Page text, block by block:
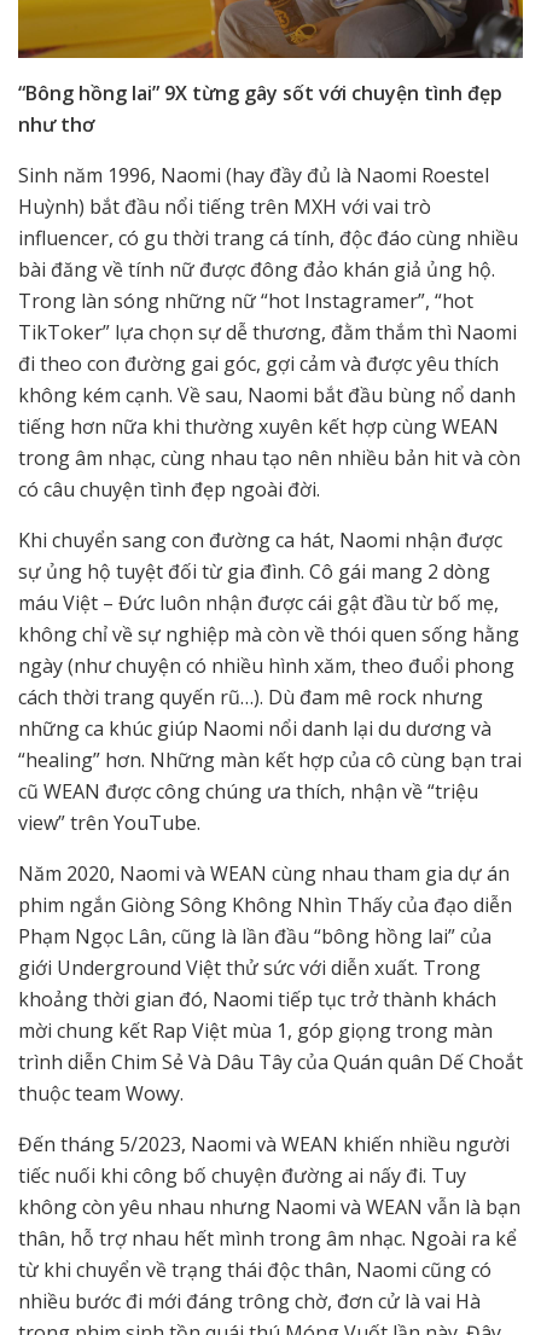
“Bông hồng lai” 9X từng gây sốt với chuyện tình đẹp
như thơ
Sinh năm 1996, Naomi (hay đầy đủ là Naomi Roestel
Huỳnh) bắt đầu nổi tiếng trên MXH với vai trò
influencer, có gu thời trang cá tính, độc đáo cùng nhiều
bài đăng về tính nữ được đông đảo khán giả ủng hộ.
Trong làn sóng những nữ “hot Instagramer”, “hot
TikToker” lựa chọn sự dễ thương, đằm thắm thì Naomi
đi theo con đường gai góc, gợi cảm và được yêu thích
không kém cạnh. Về sau, Naomi bắt đầu bùng nổ danh
tiếng hơn nữa khi thường xuyên kết hợp cùng WEAN
trong âm nhạc, cùng nhau tạo nên nhiều bản hit và còn
có câu chuyện tình đẹp ngoài đời.
Khi chuyển sang con đường ca hát, Naomi nhận được
sự ủng hộ tuyệt đối từ gia đình. Cô gái mang 2 dòng
máu Việt – Đức luôn nhận được cái gật đầu từ bố mẹ,
không chỉ về sự nghiệp mà còn về thói quen sống hằng
ngày (như chuyện có nhiều hình xăm, theo đuổi phong
cách thời trang quyến rũ…). Dù đam mê rock nhưng
những ca khúc giúp Naomi nổi danh lại du dương và
“healing” hơn. Những màn kết hợp của cô cùng bạn trai
cũ WEAN được công chúng ưa thích, nhận về “triệu
view” trên YouTube.
Năm 2020, Naomi và WEAN cùng nhau tham gia dự án
phim ngắn Giòng Sông Không Nhìn Thấy của đạo diễn
Phạm Ngọc Lân, cũng là lần đầu “bông hồng lai” của
giới Underground Việt thử sức với diễn xuất. Trong
khoảng thời gian đó, Naomi tiếp tục trở thành khách
mời chung kết Rap Việt mùa 1, góp giọng trong màn
trình diễn Chim Sẻ Và Dâu Tây của Quán quân Dế Choắt
thuộc team Wowy.
Đến tháng 5/2023, Naomi và WEAN khiến nhiều người
tiếc nuối khi công bố chuyện đường ai nấy đi. Tuy
không còn yêu nhau nhưng Naomi và WEAN vẫn là bạn
thân, hỗ trợ nhau hết mình trong âm nhạc. Ngoài ra kể
từ khi chuyển về trạng thái độc thân, Naomi cũng có
nhiều bước đi mới đáng trông chờ, đơn cử là vai Hà